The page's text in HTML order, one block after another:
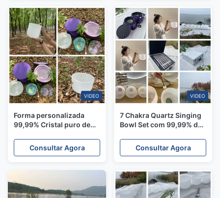
VIDEO
Forma personalizada
99,99% Cristal puro de
para cicatrização de
chakras e meditação
Consultar Agora
VIDEO
7 Chakra Quartz Singing
Bowl Set com 99,99% de
para equilíbrio do chakra
e 440Hz/432Hz/528Hz
Consultar Agora